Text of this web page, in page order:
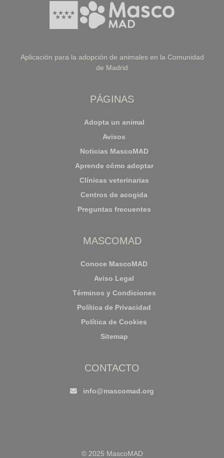
Aplicación para la adopción de animales en la Comunidad
de Madrid
PÁGINAS
Adopta un animal
Avisos
Noticias MascoMAD
Aprende cómo adoptar
Clínicas veterinarias
Centros de acogida
Preguntas frecuentes
MASCOMAD
Conoce MascoMAD
Aviso Legal
Términos y Condiciones
Política de Privacidad
Política de Cookies
Sitemap
CONTACTO
info@mascomad.org
© 2025 MascoMAD